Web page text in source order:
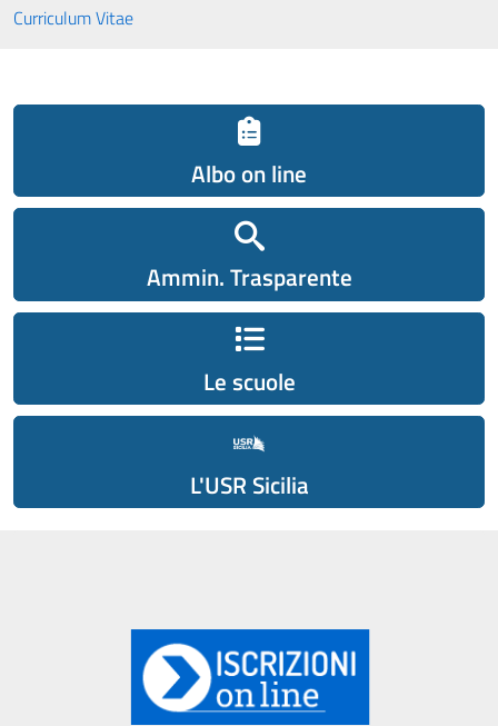
Curriculum Vitae
Albo on line
Ammin. Trasparente
Le scuole
L'USR Sicilia